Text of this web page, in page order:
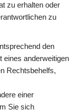
zu erhalten oder
zu
den
eines anderweitigen
Rechtsbehelfs,
einer
Sie sich